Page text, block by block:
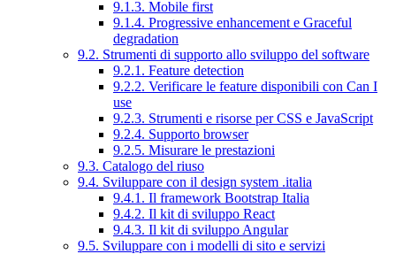
9.1.3. Mobile first
9.1.4. Progressive enhancement e Graceful
degradation
9.2. Strumenti di supporto allo sviluppo del software
9.2.1. Feature detection
9.2.2. Verificare le feature disponibili con Can I
use
9.2.3. Strumenti e risorse per CSS e JavaScript
9.2.4. Supporto browser
9.2.5. Misurare le prestazioni
9.3. Catalogo del riuso
9.4. Sviluppare con il design system .italia
9.4.1. Il framework Bootstrap Italia
9.4.2. Il kit di sviluppo React
9.4.3. Il kit di sviluppo Angular
9.5. Sviluppare con i modelli di sito e servizi